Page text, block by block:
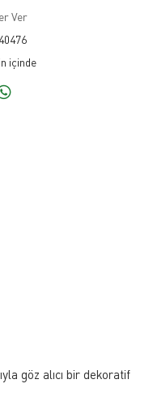
Ver
göz alıcı bir dekoratif